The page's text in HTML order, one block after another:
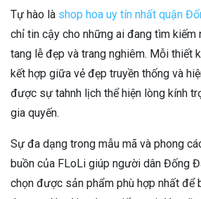
Tự hào là shop hoa uy tín nhất quận
chỉ tin cậy cho những ai đang tìm kiếm
tang lễ đẹp và trang nghiêm. Mỗi thiết
kết hợp giữa vẻ đẹp truyền thống và
được sự tahnh lịch thể hiện lòng kính
gia quyến.
Sự đa dạng trong mẫu mã và phong
buồn của FLoLi giúp người dân Đống
chọn được sản phẩm phù hợp nhất để